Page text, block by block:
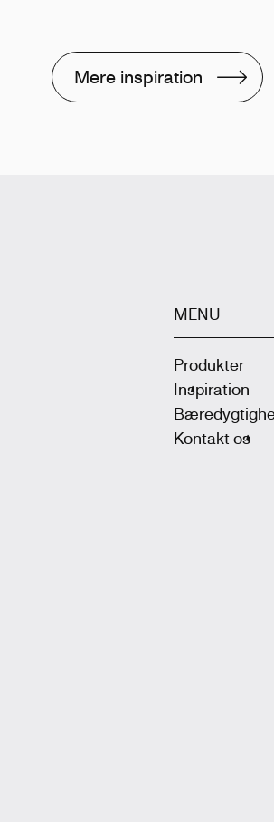
Mere inspiration
MENU
Produkter
Inspiration
Kontakt os